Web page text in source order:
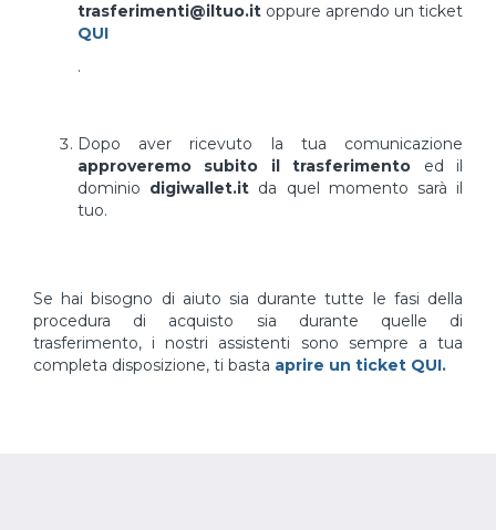
trasferimenti@iltuo.it oppure aprendo un ticket
QUI
.
Dopo aver ricevuto la tua comunicazione
approveremo subito il trasferimento ed il
dominio digiwallet.it da quel momento sarà il
tuo.
Se hai bisogno di aiuto sia durante tutte le fasi della
procedura di acquisto sia durante quelle di
trasferimento, i nostri assistenti sono sempre a tua
completa disposizione, ti basta aprire un ticket QUI.